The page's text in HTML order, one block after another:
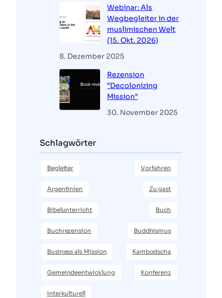
Webinar: Als
Wegbegleiter in der
muslimischen Welt
(15. Okt. 2026)
8. Dezember 2025
Rezension
“Decolonizing
Mission”
30. November 2025
Schlagwörter
Begleiter Vorfahren
Argentinien Zu gast
Bibelunterricht Buch
Buchrezension Buddhismus
Business als Mission Kambodscha
Gemeindeentwicklung Konferenz
interkulturell